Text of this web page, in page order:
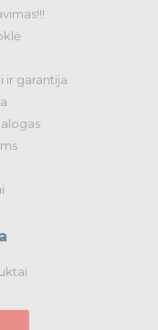
ir garantija